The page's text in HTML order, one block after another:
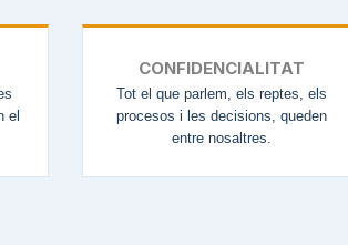
el
CONFIDENCIALITAT
Tot el que parlem, els reptes, els
procesos i les decisions, queden
entre nosaltres.